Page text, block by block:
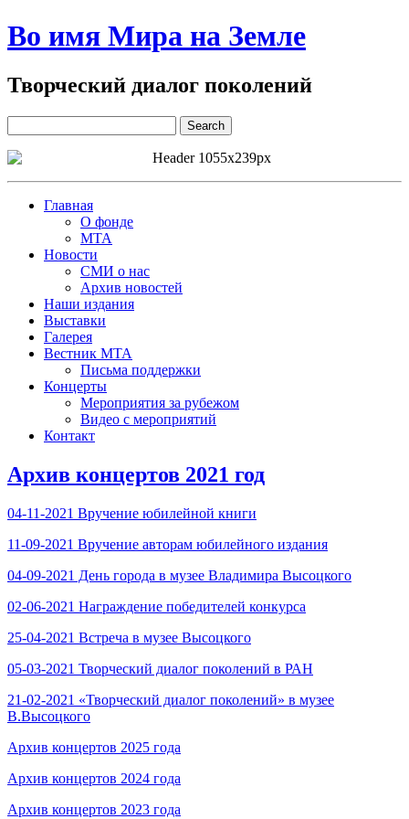
Во имя Мира на Земле
Творческий диалог поколений
Главная
О фонде
МТА
Новости
СМИ о нас
Архив новостей
Наши издания
Выставки
Галерея
Вестник МТА
Письма поддержки
Концерты
Мероприятия за рубежом
Видео с мероприятий
Контакт
Архив концертов 2021 год
04-11-2021 Вручение юбилейной книги
11-09-2021 Вручение авторам юбилейного издания
04-09-2021 День города в музее Владимира Высоцкого
02-06-2021 Награждение победителей конкурса
25-04-2021 Встреча в музее Высоцкого
05-03-2021 Творческий диалог поколений в РАН
21-02-2021 «Творческий диалог поколений» в музее
В.Высоцкого
Архив концертов 2025 года
Архив концертов 2024 года
Архив концертов 2023 года